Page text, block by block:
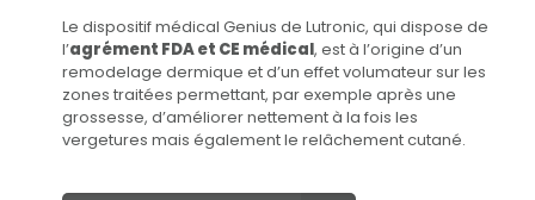
Le dispositif médical Genius de Lutronic, qui dispose de
l’agrément FDA et CE médical, est à l’origine d’un
remodelage dermique et d’un effet volumateur sur les
zones traitées permettant, par exemple après une
grossesse, d’améliorer nettement à la fois les
vergetures mais également le relâchement cutané.